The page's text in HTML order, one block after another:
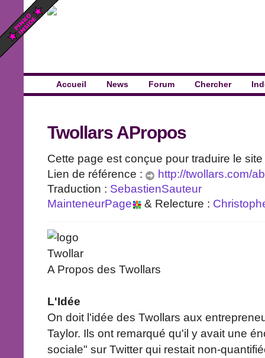
Accueil News Forum Chercher
Twollars APropos
Cette page est conçue pour traduire le site
Lien de référence :
http://twollars.com/
Traduction : SebastienSauteur
MainteneurPage
& Relecture :
A Propos des Twollars
L'Idée
On doit l'idée des Twollars aux
Taylor. Ils ont remarqué qu'il y avait une
sociale" sur Twitter qui restait non-